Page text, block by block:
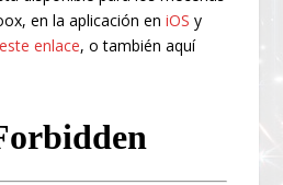
en la aplicación eniOS y
este enlace, o también aquí